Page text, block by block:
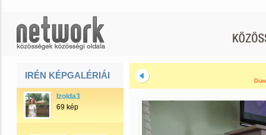
IRÉN KÉPGALÉRIÁI
Izolda3
69 kép